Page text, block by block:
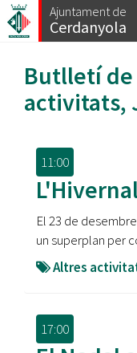
Vés
al
Ajuntament de
Cerdanyola
Butlletí
activitats,
11:00
El 23 de
un superplan per
Altres
17:00